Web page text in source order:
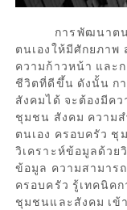
การพัฒนาต
ตนเองให้มีศักยภาพ
ความก้าวหน้า และ
ชีวิตที่ดีขึ้น ดังนั้น ก
สังคมได้ จะต้องมีค
ชุมชน สังคม ความ
ตนเอง ครอบครัว ชุ
วิเคราะห์ข้อมูลด้วย
ข้อมูล ความสามาร
ครอบครัว รู้เทคนิค
ชุมชนและสังคม เข้